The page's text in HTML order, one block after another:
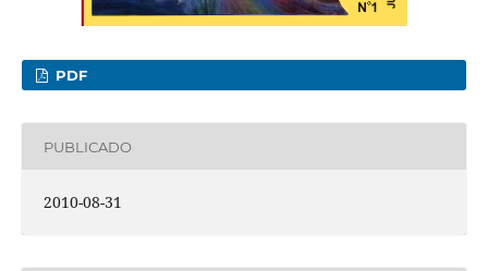
PDF
PUBLICADO
2010-08-31